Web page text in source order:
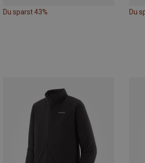
Du sparst 43% Du